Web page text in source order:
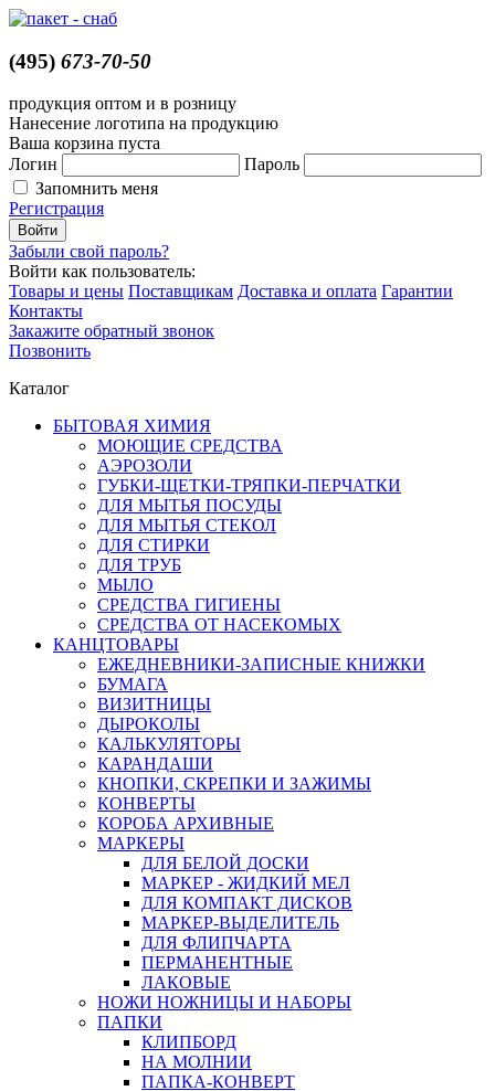
(495) 673-70-50
продукция оптом и в розницу
Нанесение логотипа на продукцию
Ваша корзина пуста
Логин
Пароль
Запомнить меня
Регистрация
Забыли свой пароль?
Войти как пользователь:
Товары и цены Поставщикам Доставка и оплата Гарантии
Контакты
Закажите обратный звонок
Позвонить
Каталог
БЫТОВАЯ ХИМИЯ
МОЮЩИЕ СРЕДСТВА
АЭРОЗОЛИ
ГУБКИ-ЩЕТКИ-ТРЯПКИ-ПЕРЧАТКИ
ДЛЯ МЫТЬЯ ПОСУДЫ
ДЛЯ МЫТЬЯ СТЕКОЛ
ДЛЯ СТИРКИ
ДЛЯ ТРУБ
МЫЛО
СРЕДСТВА ГИГИЕНЫ
СРЕДСТВА ОТ НАСЕКОМЫХ
КАНЦТОВАРЫ
ЕЖЕДНЕВНИКИ-ЗАПИСНЫЕ КНИЖКИ
БУМАГА
ВИЗИТНИЦЫ
ДЫРОКОЛЫ
КАЛЬКУЛЯТОРЫ
КАРАНДАШИ
КНОПКИ, СКРЕПКИ И ЗАЖИМЫ
КОНВЕРТЫ
КОРОБА АРХИВНЫЕ
МАРКЕРЫ
ДЛЯ БЕЛОЙ ДОСКИ
МАРКЕР - ЖИДКИЙ МЕЛ
ДЛЯ КОМПАКТ ДИСКОВ
МАРКЕР-ВЫДЕЛИТЕЛЬ
ДЛЯ ФЛИПЧАРТА
ПЕРМАНЕНТНЫЕ
ЛАКОВЫЕ
НОЖИ НОЖНИЦЫ И НАБОРЫ
ПАПКИ
КЛИПБОРД
НА МОЛНИИ
ПАПКА-КОНВЕРТ